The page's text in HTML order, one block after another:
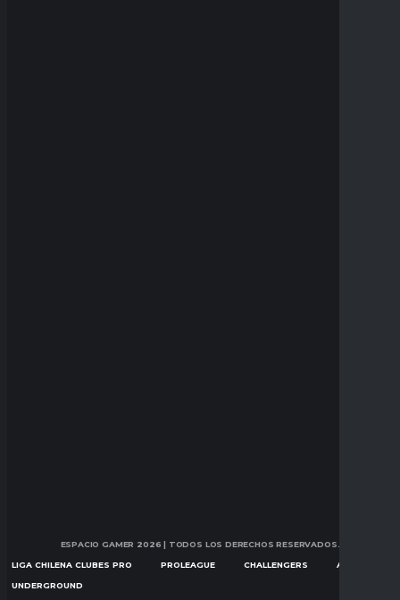
ESPACIO GAMER 2026 | TODOS LOS DERECHOS RESERVADOS.
LIGA CHILENA CLUBES PRO PROLEAGUE CHALLENGERS ASCENSION
UNDERGROUND